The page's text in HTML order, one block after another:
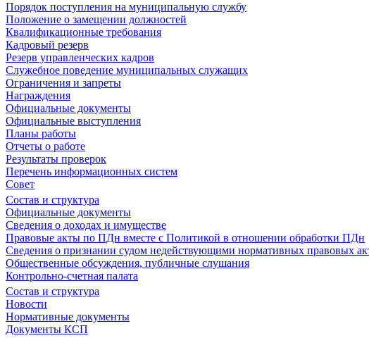
Порядок поступления на муниципальную службу
Положение о замещении должностей
Квалификационные требования
Кадровый резерв
Резерв управленческих кадров
Служебное поведение муниципальных служащих
Ограничения и запреты
Награждения
Официальные документы
Официальные выступления
Планы работы
Отчеты о работе
Результаты проверок
Перечень информационных систем
Совет
Состав и структура
Официальные документы
Сведения о доходах и имуществе
Правовые акты по ПДн вместе с Политикой в отношении обработки ПДн
Сведения о признании судом недействующими нормативных правовых
Общественные обсуждения, публичные слушания
Контрольно-счетная палата
Состав и структура
Новости
Нормативные документы
Документы КСП